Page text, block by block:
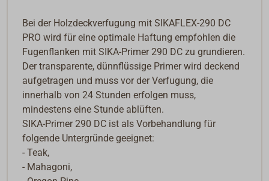
Bei der Holzdeckverfugung mit SIKAFLEX-290 DC
PRO wird für eine optimale Haftung empfohlen die
Fugenflanken mit SIKA-Primer 290 DC zu grundieren.
Der transparente, dünnflüssige Primer wird deckend
aufgetragen und muss vor der Verfugung, die
innerhalb von 24 Stunden erfolgen muss,
mindestens eine Stunde ablüften.
SIKA-Primer 290 DC ist als Vorbehandlung für
folgende Untergründe geeignet:
- Teak,
- Mahagoni,